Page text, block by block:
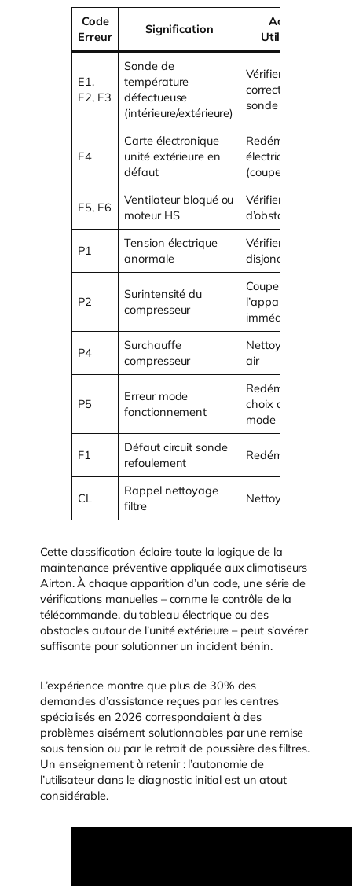
Code
Erreur
Signification
Actions
Utilisateur
E1,
E2, E3
Sonde de
température
défectueuse
(intérieure/extérieure)
Vérifier/brancher
correctement la
sonde
E4
Carte électronique
unité extérieure en
défaut
Redémarrage
électrique
(couper 10 min.)
E5, E6
Ventilateur bloqué ou
moteur HS
Vérifier absence
d’obstacle
P1
Tension électrique
anormale
Vérifier
disjoncteur
P2
Surintensité du
compresseur
Couper
l’appareil
immédiatement
P4
Surchauffe
compresseur
Nettoyer filtres à
air
P5
Erreur mode
fonctionnement
Redémarrage et
choix du bon
mode
F1
Défaut circuit sonde
refoulement
Redémarrage
CL
Rappel nettoyage
filtre
Nettoyer filtres
Cette classification éclaire toute la logique de la
maintenance préventive appliquée aux climatiseurs
Airton. À chaque apparition d’un code, une série de
vérifications manuelles – comme le contrôle de la
télécommande, du tableau électrique ou des
obstacles autour de l’unité extérieure – peut s’avérer
suffisante pour solutionner un incident bénin.
L’expérience montre que plus de 30% des
demandes d’assistance reçues par les centres
spécialisés en 2026 correspondaient à des
problèmes aisément solutionnables par une remise
sous tension ou par le retrait de poussière des filtres.
Un enseignement à retenir : l’autonomie de
l’utilisateur dans le diagnostic initial est un atout
considérable.